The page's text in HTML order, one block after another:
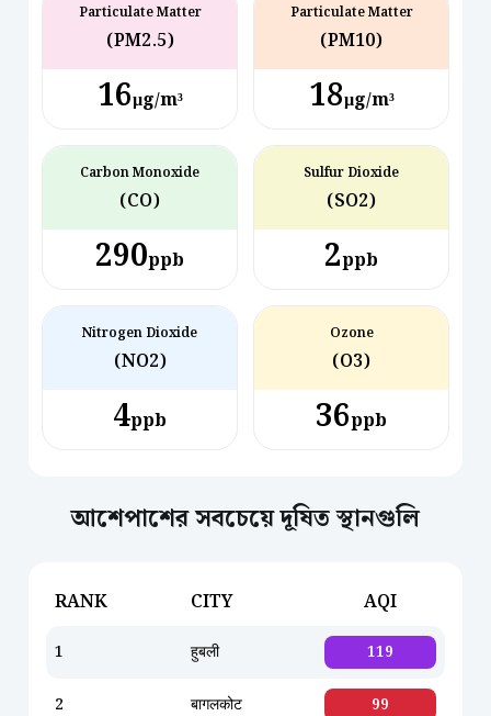
Particulate Matter
(PM2.5)
16µg/m³
Particulate Matter
(PM10)
18µg/m³
Carbon Monoxide
(CO)
290ppb
Sulfur Dioxide
(SO2)
2ppb
Nitrogen Dioxide
(NO2)
4ppb
Ozone
(O3)
36ppb
আশেপাশের সবচেয়ে দূষিত স্থানগুলি
RANK CITY AQI
1 हुबली 119
2 बागलकोट 99